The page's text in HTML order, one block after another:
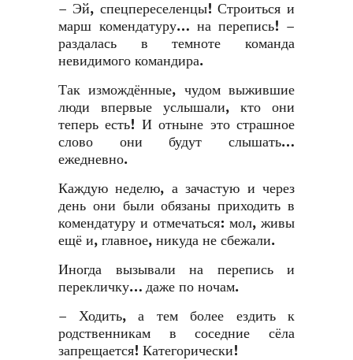
– Эй, спецпереселенцы! Строиться и
марш комендатуру… на перепись! –
раздалась в темноте команда
невидимого командира.
Так измождённые, чудом выжившие
люди впервые услышали, кто они
теперь есть! И отныне это страшное
слово они будут слышать…
ежедневно.
Каждую неделю, а зачастую и через
день они были обязаны приходить в
комендатуру и отмечаться: мол, живы
ещё и, главное, никуда не сбежали.
Иногда вызывали на перепись и
перекличку… даже по ночам.
– Ходить, а тем более ездить к
родственникам в соседние сёла
запрещается! Категорически!